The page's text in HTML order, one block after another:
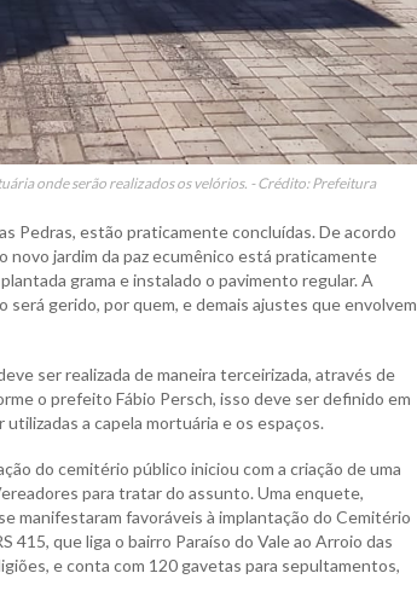
onde serão realizados os velórios. - Crédito: Prefeitura
Pedras, estão praticamente concluídas. De acordo
novo jardim da paz ecumênico está praticamente
grama e instalado o pavimento regular. A
gerido, por quem, e demais ajustes que envolvem
ser realizada de maneira terceirizada, através de
o prefeito Fábio Persch, isso deve ser definido em
utilizadas a capela mortuária e os espaços.
do cemitério público iniciou com a criação de uma
para tratar do assunto. Uma enquete,
manifestaram favoráveis à implantação do Cemitério
415, que liga o bairro Paraíso do Vale ao Arroio das
e conta com 120 gavetas para sepultamentos,